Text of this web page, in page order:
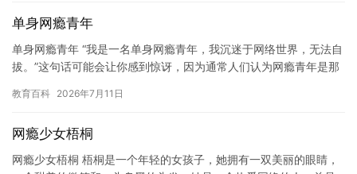
单身网瘾青年
单身网瘾青年 “我是一名单身网瘾青年，我沉迷于网络世界，无法自
拔。”这句话可能会让你感到惊讶，因为通常人们认为网瘾青年是那
教育百科 2026年7月11日
网瘾少女梧桐
网瘾少女梧桐 梧桐是一个年轻的女孩子，她拥有一双美丽的眼睛，